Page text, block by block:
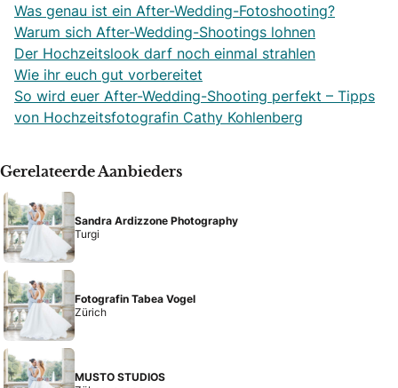
Was genau ist ein After-Wedding-Fotoshooting?
Warum sich After-Wedding-Shootings lohnen
Der Hochzeitslook darf noch einmal strahlen
Wie ihr euch gut vorbereitet
So wird euer After-Wedding-Shooting perfekt – Tipps
von Hochzeitsfotografin Cathy Kohlenberg
Gerelateerde Aanbieders
Sandra Ardizzone Photography
Turgi
Fotografin Tabea Vogel
Zürich
MUSTO STUDIOS